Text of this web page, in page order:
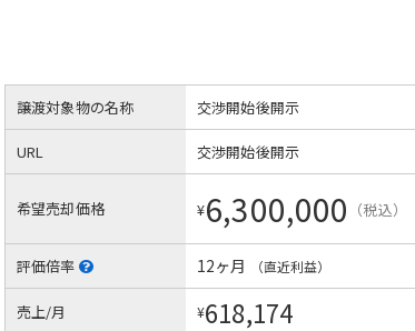
譲渡対象物の名称 交渉開始後開示
URL 交渉開始後開示
希望売却価格 ¥6,300,000 （税込）
評価倍率 12ヶ月 （直近利益）
売上/月 ¥618,174